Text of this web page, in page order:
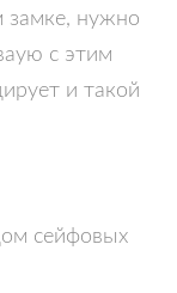
замке, нужно
с этим
и такой
сейфовых